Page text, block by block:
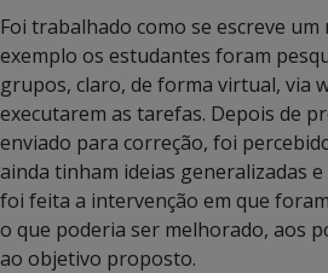
Foi trabalhado como se escreve
exemplo os estudantes foram
grupos, claro, de forma virtual, via
executarem as tarefas. Depois de
enviado para correção, foi
ainda tinham ideias generalizadas
foi feita a intervenção em que
o que poderia ser melhorado, aos
ao objetivo proposto.